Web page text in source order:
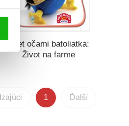
Svet očami batoliatka:
Život na farme
1 Ďalší